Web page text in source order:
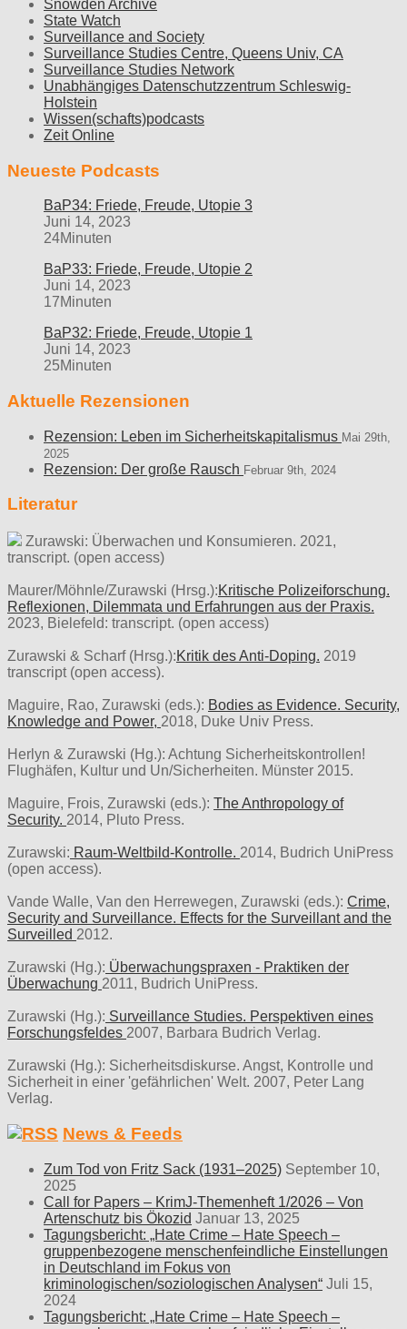
Snowden Archive
State Watch
Surveillance and Society
Surveillance Studies Centre, Queens Univ, CA
Surveillance Studies Network
Unabhängiges Datenschutzzentrum Schleswig-
Holstein
Wissen(schafts)podcasts
Zeit Online
Neueste Podcasts
BaP34: Friede, Freude, Utopie 3
Juni 14, 2023
24Minuten
BaP33: Friede, Freude, Utopie 2
Juni 14, 2023
17Minuten
BaP32: Friede, Freude, Utopie 1
Juni 14, 2023
25Minuten
Aktuelle Rezensionen
Rezension: Leben im Sicherheitskapitalismus Mai 29th,
2025
Rezension: Der große Rausch Februar 9th, 2024
Literatur
Zurawski: Überwachen und Konsumieren. 2021,
transcript. (open access)
Maurer/Möhnle/Zurawski (Hrsg.):Kritische Polizeiforschung.
Reflexionen, Dilemmata und Erfahrungen aus der Praxis.
2023, Bielefeld: transcript. (open access)
Zurawski & Scharf (Hrsg.):Kritik des Anti-Doping. 2019
transcript (open access).
Maguire, Rao, Zurawski (eds.): Bodies as Evidence. Security,
Knowledge and Power, 2018, Duke Univ Press.
Herlyn & Zurawski (Hg.): Achtung Sicherheitskontrollen!
Flughäfen, Kultur und Un/Sicherheiten. Münster 2015.
Maguire, Frois, Zurawski (eds.): The Anthropology of
Security. 2014, Pluto Press.
Zurawski: Raum-Weltbild-Kontrolle. 2014, Budrich UniPress
(open access).
Vande Walle, Van den Herrewegen, Zurawski (eds.): Crime,
Security and Surveillance. Effects for the Surveillant and the
Surveilled 2012.
Zurawski (Hg.): Überwachungspraxen - Praktiken der
Überwachung 2011, Budrich UniPress.
Zurawski (Hg.): Surveillance Studies. Perspektiven eines
Forschungsfeldes 2007, Barbara Budrich Verlag.
Zurawski (Hg.): Sicherheitsdiskurse. Angst, Kontrolle und
Sicherheit in einer 'gefährlichen' Welt. 2007, Peter Lang
Verlag.
News & Feeds
Zum Tod von Fritz Sack (1931–2025) September 10,
2025
Call for Papers – KrimJ-Themenheft 1/2026 – Von
Artenschutz bis Ökozid Januar 13, 2025
Tagungsbericht: „Hate Crime – Hate Speech –
gruppenbezogene menschenfeindliche Einstellungen
in Deutschland im Fokus von
kriminologischen/soziologischen Analysen“ Juli 15,
2024
Tagungsbericht: „Hate Crime – Hate Speech –